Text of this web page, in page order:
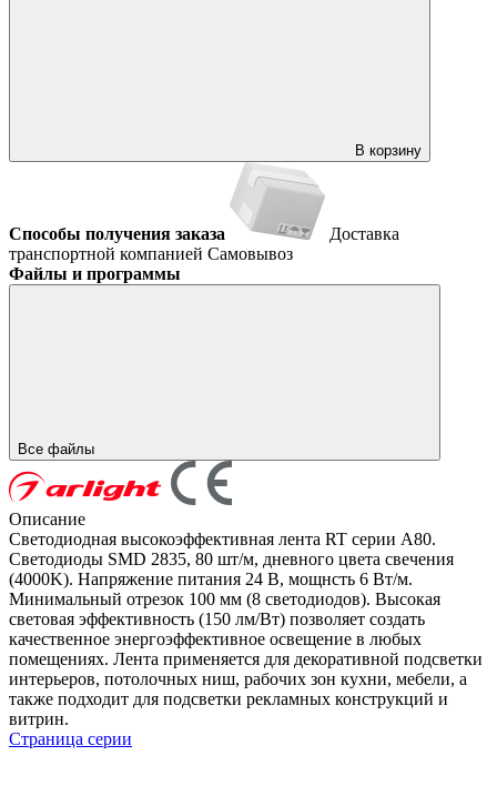
В корзину
Способы получения заказа
Доставка
транспортной компанией Самовывоз
Файлы и программы
Все файлы
Описание
Светодиодная высокоэффективная лента RT серии A80.
Светодиоды SMD 2835, 80 шт/м, дневного цвета свечения
(4000K). Напряжение питания 24 В, мощнсть 6 Вт/м.
Минимальный отрезок 100 мм (8 светодиодов). Высокая
световая эффективность (150 лм/Вт) позволяет создать
качественное энергоэффективное освещение в любых
помещениях. Лента применяется для декоративной подсветки
интерьеров, потолочных ниш, рабочих зон кухни, мебели, а
также подходит для подсветки рекламных конструкций и
витрин.
Страница серии